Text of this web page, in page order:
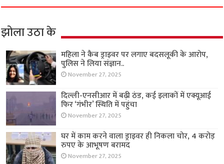
झोला उठा के
महिला ने कैब ड्राइवर पर लगाए बदसलूकी के आरोप,
पुलिस ने लिया संज्ञान..
November 27, 2025
दिल्ली-एनसीआर में बढ़ी ठंड, कई इलाकों में एक्यूआई
फिर ‘गंभीर’ स्थिति में पहुंचा
November 27, 2025
घर में काम करने वाला ड्राइवर ही निकला चोर, 4 करोड़
रुपए के आभूषण बरामद
November 27, 2025